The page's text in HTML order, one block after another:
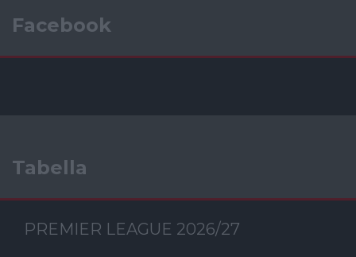
Facebook
Tabella
PREMIER LEAGUE 2026/27